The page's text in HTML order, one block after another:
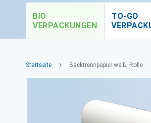
BIO
VERPACKUNGEN
TO-GO
Startseite Backtrennpapier weiß, Rolle